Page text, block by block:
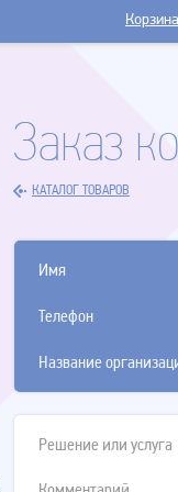
Корзина
Заказ
КАТАЛОГ ТОВАРОВ
Имя
Телефон
Название
Решение или услуга